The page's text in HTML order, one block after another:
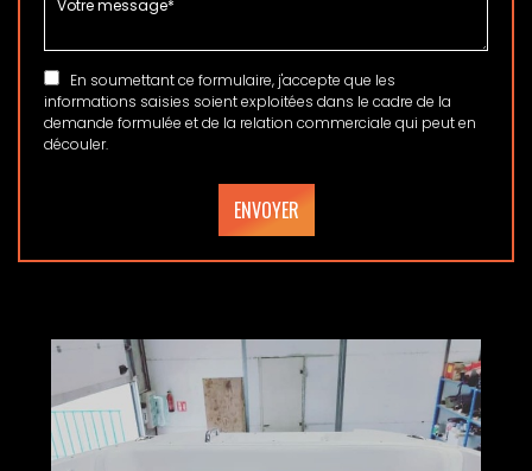
En soumettant ce formulaire, j'accepte que les
informations saisies soient exploitées dans le cadre de la
demande formulée et de la relation commerciale qui peut en
découler.